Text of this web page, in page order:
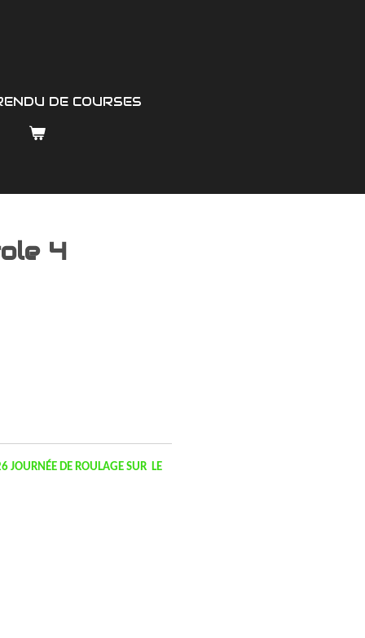
DE COURSES
4
JOURNÉE DE ROULAGE SUR LE